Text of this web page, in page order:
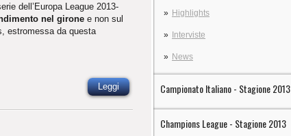
Highlights
Interviste
News
Campionato Italiano - Stagione 2013
Champions League - Stagione 2013
dell’Europa League 2013-
nel girone e non sul
estromessa da questa
Leggi